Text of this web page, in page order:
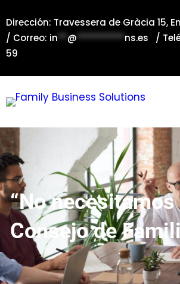
al
contenido
Dirección: Travessera de Gràcia 15,
/ Correo: in**@**********ns.es /
59
“No necesitamos
Consejo de